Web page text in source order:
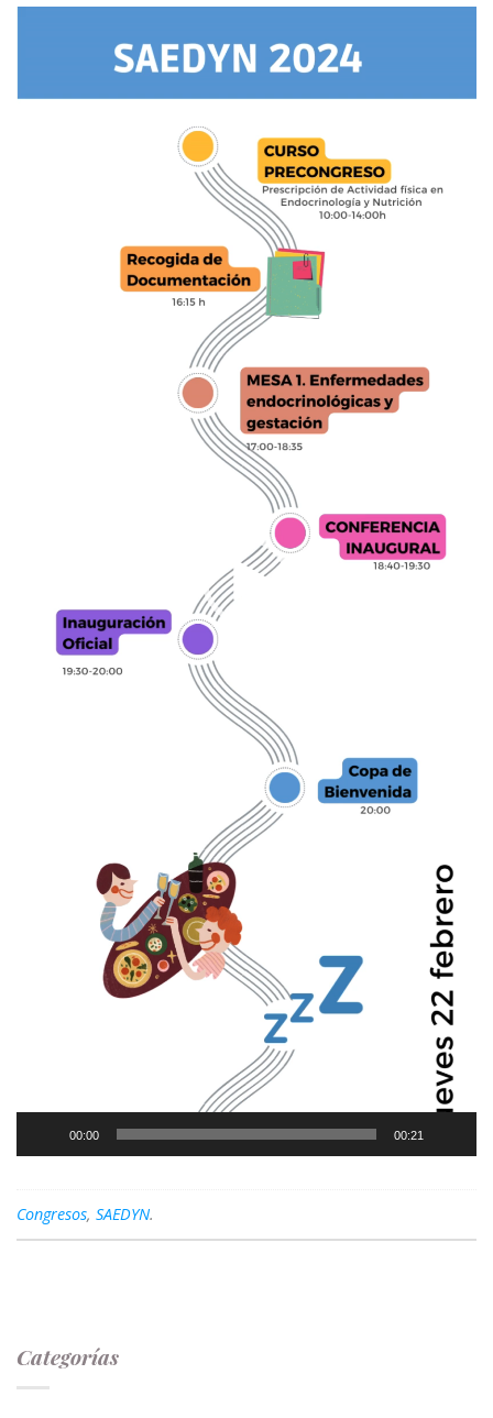
Reproductor
00:00 00:21
Congresos, SAEDYN.
Categorías